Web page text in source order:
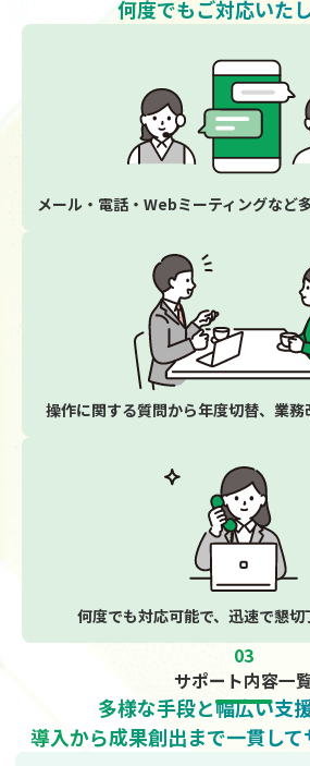
何度でもご対応いたし
メール・電話・Webミーティングなど
操作に関する質問から年度切替、業務
何度でも対応可能で、 迅速で懇切
03
サポート内容一
多様な手段と幅広い支援
導入から成果創出まで一貫して